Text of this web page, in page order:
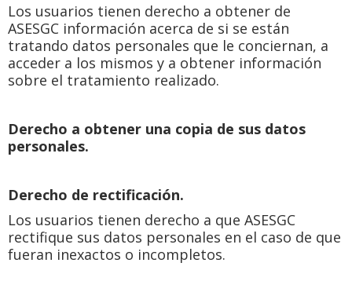
Los usuarios tienen derecho a obtener de
ASESGC información acerca de si se están
tratando datos personales que le conciernan, a
acceder a los mismos y a obtener información
sobre el tratamiento realizado.
Derecho a obtener una copia de sus datos
personales.
Derecho de rectificación.
Los usuarios tienen derecho a que ASESGC
rectifique sus datos personales en el caso de que
fueran inexactos o incompletos.